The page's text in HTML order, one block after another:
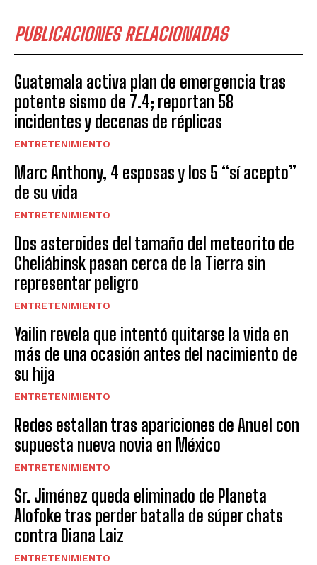
PUBLICACIONES RELACIONADAS
Guatemala activa plan de emergencia tras
potente sismo de 7.4; reportan 58
incidentes y decenas de réplicas
ENTRETENIMIENTO
Marc Anthony, 4 esposas y los 5 “sí acepto”
de su vida
ENTRETENIMIENTO
Dos asteroides del tamaño del meteorito de
Cheliábinsk pasan cerca de la Tierra sin
representar peligro
ENTRETENIMIENTO
Yailin revela que intentó quitarse la vida en
más de una ocasión antes del nacimiento de
su hija
ENTRETENIMIENTO
Redes estallan tras apariciones de Anuel con
supuesta nueva novia en México
ENTRETENIMIENTO
Sr. Jiménez queda eliminado de Planeta
Alofoke tras perder batalla de súper chats
contra Diana Laiz
ENTRETENIMIENTO